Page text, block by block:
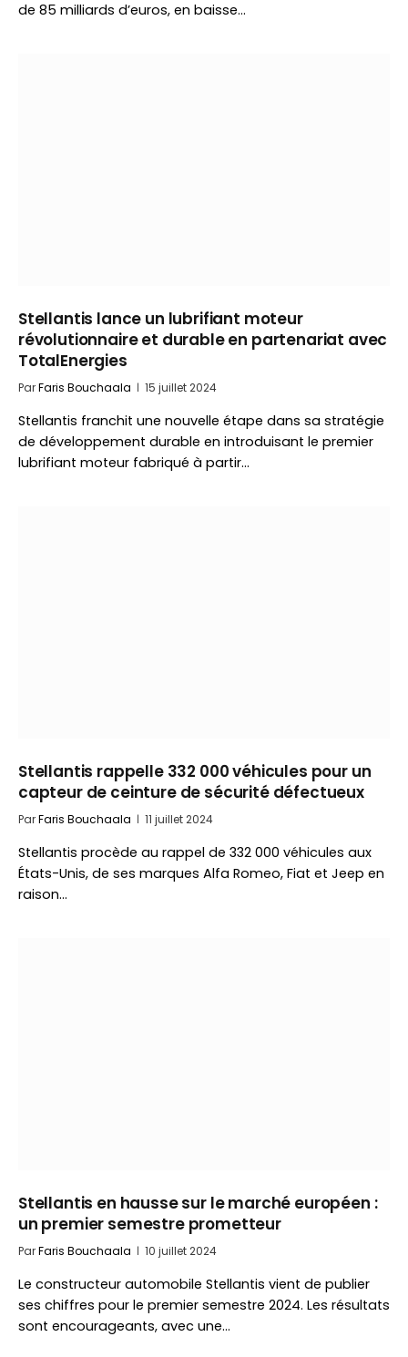
de 85 milliards d’euros, en baisse…
Stellantis lance un lubrifiant moteur
révolutionnaire et durable en partenariat avec
TotalEnergies
ParFaris Bouchaala 15 juillet 2024
Stellantis franchit une nouvelle étape dans sa stratégie
de développement durable en introduisant le premier
lubrifiant moteur fabriqué à partir…
Stellantis rappelle 332 000 véhicules pour un
capteur de ceinture de sécurité défectueux
ParFaris Bouchaala 11 juillet 2024
Stellantis procède au rappel de 332 000 véhicules aux
États-Unis, de ses marques Alfa Romeo, Fiat et Jeep en
raison…
Stellantis en hausse sur le marché européen :
un premier semestre prometteur
ParFaris Bouchaala 10 juillet 2024
Le constructeur automobile Stellantis vient de publier
ses chiffres pour le premier semestre 2024. Les résultats
sont encourageants, avec une…